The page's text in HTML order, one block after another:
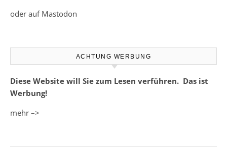
oder auf Mastodon
ACHTUNG WERBUNG
Diese Website will Sie zum Lesen verführen. Das ist
Werbung!
mehr –>